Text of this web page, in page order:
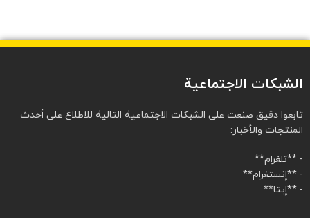
الشبكات الاجتماعية
تابعوا دقيق صنعت على الشبكات الاجتماعية التالية للاطلاع على أحدث
المنتجات والأخبار:
- **تلغرام**
- **إنستغرام**
- **إيتا**